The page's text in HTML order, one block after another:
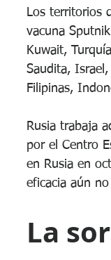
Los territorios
vacuna
Kuwait,
Saudita,
Filipinas,
Rusia trabaja
por el Centro
en Rusia en
eficacia aún
La